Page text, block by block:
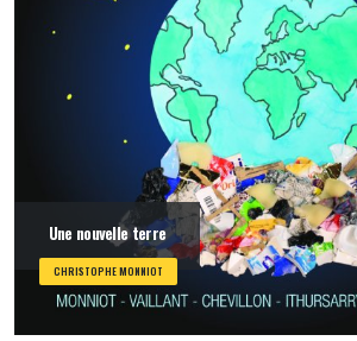
Une nouvelle terre
CHRISTOPHE MONNIOT